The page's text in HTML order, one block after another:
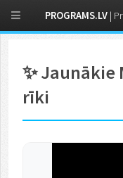
✨ Jaunākie
rīki
PROGRAMS.LV |